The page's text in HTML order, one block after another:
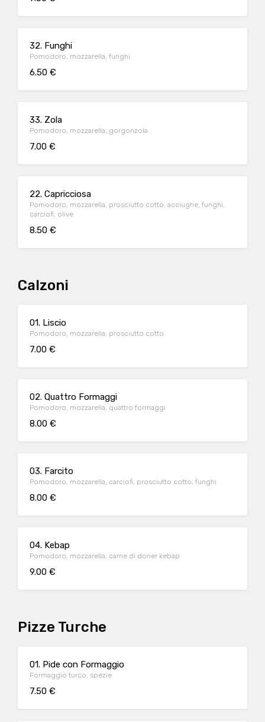
32. Funghi
Pomodoro, mozzarella, funghi
6.50 €
33. Zola
Pomodoro, mozzarella, gorgonzola
7.00 €
22. Capricciosa
Pomodoro, mozzarella, prosciutto cotto, acciughe, funghi,
carciofi, olive
8.50 €
Calzoni
01. Liscio
Pomodoro, mozzarella, prosciutto cotto
7.00 €
02. Quattro Formaggi
Pomodoro, mozzarella, quattro formaggi
8.00 €
03. Farcito
Pomodoro, mozzarella, carciofi, prosciutto cotto, funghi
8.00 €
04. Kebap
Pomodoro, mozzarella, carne di doner kebap
9.00 €
Pizze Turche
01. Pide con Formaggio
Formaggio turco, spezie
7.50 €